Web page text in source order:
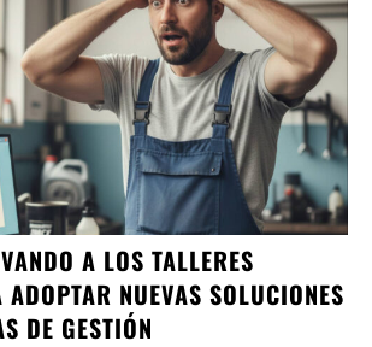
A LOS TALLERES
NUEVAS SOLUCIONES
DE GESTIÓN